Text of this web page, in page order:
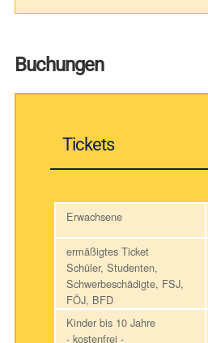
Buchungen
Tickets
Erwachsene
ermäßigtes Ticket
Schüler, Studenten,
Schwerbeschädigte, FSJ,
FÖJ, BFD
Kinder bis 10 Jahre
- kostenfrei -